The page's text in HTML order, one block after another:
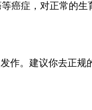
癌症，对正常的
作。建议你去正规